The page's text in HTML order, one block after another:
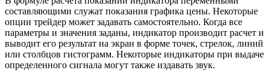
составляющими служат показания графика цены. Некоторые
опции трейдер может задавать самостоятельно. Когда все
параметры и значения заданы, индикатор производит расчет и
выводит его результат на экран в форме точек, стрелок, линий
или столбцов гистограмм. Некоторые индикаторы при выдаче
определенного сигнала могут также издавать звук.